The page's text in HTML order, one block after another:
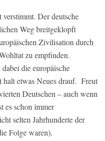
Der deutsche
Weg breitgeklopft
Zivilisation durch
zu empfinden.
die europäische
etwas Neues drauf. Freut
Deutschen – auch wenn
es schon immer
selten Jahrhunderte der
Folge waren).